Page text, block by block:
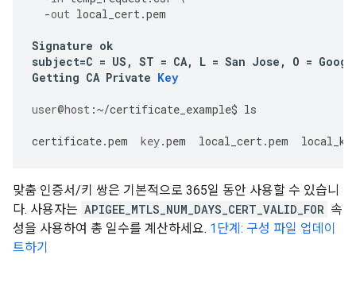
-out local_cert.pem
Signature ok
subject=C = US , ST = CA, L = San Jose , O =
Getting CA Private Key
user@host :~/certificate_example$ ls
certificate.pem key.pem local_cert.pem
맞춤 인증서/키 쌍은 기본적으로 365일 동안 사용할 수 있습니
다. 사용자는 APIGEE_MTLS_NUM_DAYS_CERT_VALID_FOR 속
성을 사용하여 총 일수를 계산하세요. 1단계: 구성 파일 업데이
트하기